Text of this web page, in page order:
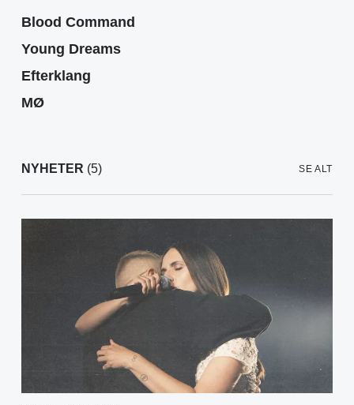
Blood Command
Young Dreams
Efterklang
MØ
NYHETER (5) SE ALT